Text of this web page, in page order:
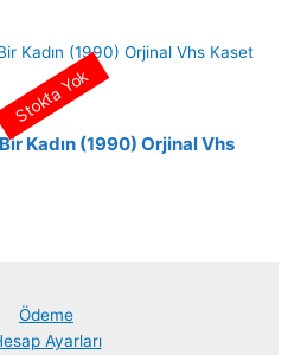
Kadın (1990) Orjinal Vhs
Stokta Yok
Ödeme
Ayarları